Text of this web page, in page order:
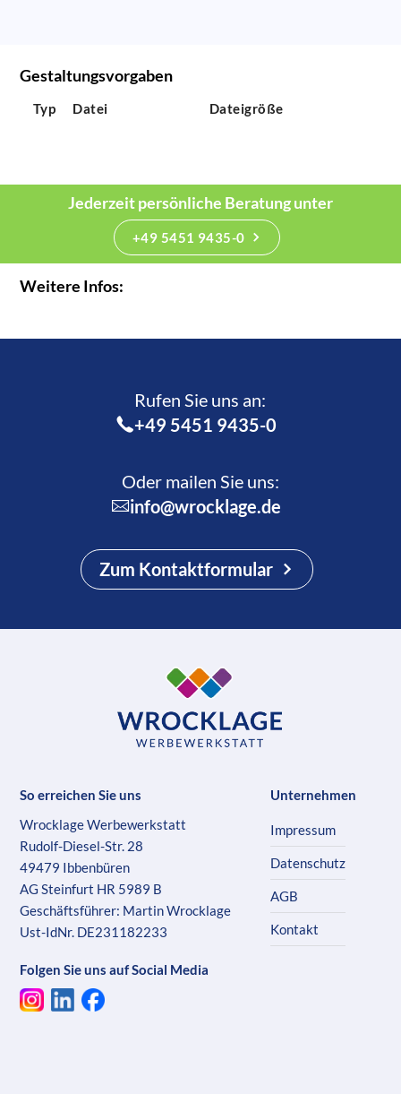
Gestaltungsvorgaben
Typ Datei Dateigröße
Jederzeit persönliche Beratung unter
+49 5451 9435-0
Weitere Infos:
Rufen Sie uns an:­
+49 5451 9435-0
Oder mailen Sie uns:
info@wrocklage.de
Zum Kontaktformular
So erreichen Sie uns
Wrocklage Werbewerkstatt
Rudolf-Diesel-Str. 28
49479 Ibbenbüren
AG Steinfurt HR 5989 B
Geschäftsführer: Martin Wrocklage
Ust-IdNr. DE231182233
Folgen Sie uns auf Social Media
Unternehmen
Impressum
Datenschutz
AGB
Kontakt